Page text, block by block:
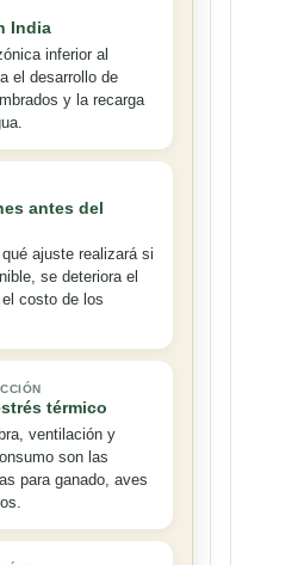
India
inferior al
el desarrollo de
y la recarga
antes del
ajuste realizará si
se deteriora el
costo de los
térmico
ventilación y
son las
para ganado, aves